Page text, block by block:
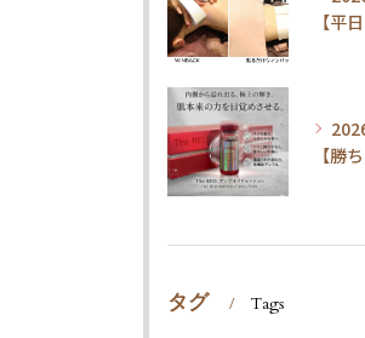
タグ Tags